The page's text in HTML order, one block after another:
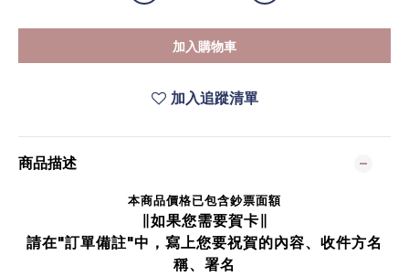
加入購物車
加入追蹤清單
商品描述
本商品價格已包含鈔票面額
∥如果您需要賀卡∥
請在"訂單備註"中，寫上您要祝賀的內容、收件方名
稱、署名